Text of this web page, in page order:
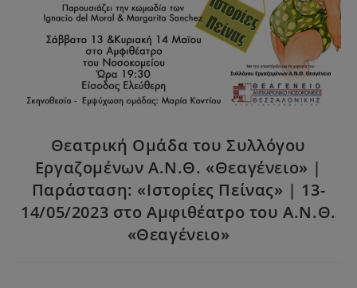
Θεατρική Ομάδα του Συλλόγου
Εργαζομένων Α.Ν.Θ. «Θεαγένειο» |
Παράσταση: «Ιστορίες Πείνας» | 13-
14/05/2023 στο Αμφιθέατρο του Α.Ν.Θ.
«Θεαγένειο»